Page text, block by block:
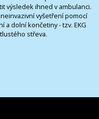
výsledek ihned v ambulanci.
neinvazivní vyšetření pomocí
dolní končetiny - tzv. EKG
střeva.